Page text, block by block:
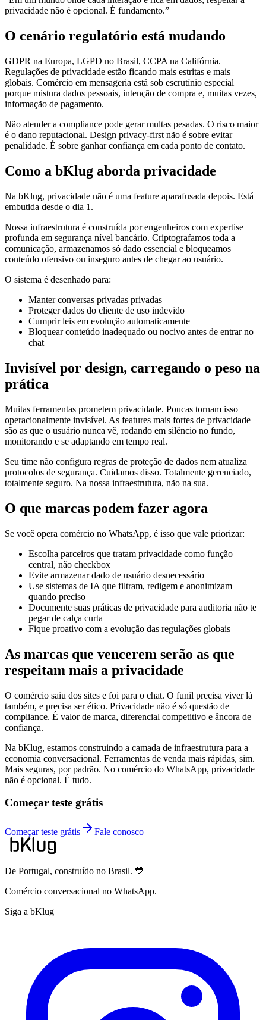
privacidade não é opcional. É fundamento.”
O cenário regulatório está mudando
GDPR na Europa, LGPD no Brasil, CCPA na Califórnia.
Regulações de privacidade estão ficando mais estritas e mais
globais. Comércio em mensageria está sob escrutínio especial
porque mistura dados pessoais, intenção de compra e, muitas vezes,
informação de pagamento.
Não atender a compliance pode gerar multas pesadas. O risco maior
é o dano reputacional. Design privacy-first não é sobre evitar
penalidade. É sobre ganhar confiança em cada ponto de contato.
Como a bKlug aborda privacidade
Na bKlug, privacidade não é uma feature aparafusada depois. Está
embutida desde o dia 1.
Nossa infraestrutura é construída por engenheiros com expertise
profunda em segurança nível bancário. Criptografamos toda a
comunicação, armazenamos só dado essencial e bloqueamos
conteúdo ofensivo ou inseguro antes de chegar ao usuário.
O sistema é desenhado para:
Manter conversas privadas privadas
Proteger dados do cliente de uso indevido
Cumprir leis em evolução automaticamente
Bloquear conteúdo inadequado ou nocivo antes de entrar no
chat
Invisível por design, carregando o peso na
prática
Muitas ferramentas prometem privacidade. Poucas tornam isso
operacionalmente invisível. As features mais fortes de privacidade
são as que o usuário nunca vê, rodando em silêncio no fundo,
monitorando e se adaptando em tempo real.
Seu time não configura regras de proteção de dados nem atualiza
protocolos de segurança. Cuidamos disso. Totalmente gerenciado,
totalmente seguro. Na nossa infraestrutura, não na sua.
O que marcas podem fazer agora
Se você opera comércio no WhatsApp, é isso que vale priorizar:
Escolha parceiros que tratam privacidade como função
central, não checkbox
Evite armazenar dado de usuário desnecessário
Use sistemas de IA que filtram, redigem e anonimizam
quando preciso
Documente suas práticas de privacidade para auditoria não te
pegar de calça curta
Fique proativo com a evolução das regulações globais
As marcas que vencerem serão as que
respeitam mais a privacidade
O comércio saiu dos sites e foi para o chat. O funil precisa viver lá
também, e precisa ser ético. Privacidade não é só questão de
compliance. É valor de marca, diferencial competitivo e âncora de
confiança.
Na bKlug, estamos construindo a camada de infraestrutura para a
economia conversacional. Ferramentas de venda mais rápidas, sim.
Mais seguras, por padrão. No comércio do WhatsApp, privacidade
não é opcional. É tudo.
Começar teste grátis
Começar teste grátis Fale conosco
De Portugal, construído no Brasil. 💙
Comércio conversacional no WhatsApp.
Siga a bKlug